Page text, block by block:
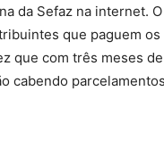
da Sefaz na internet.
que paguem
que com três meses
cabendo